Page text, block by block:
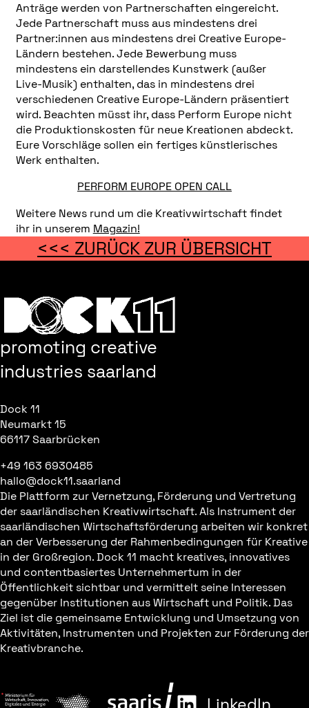
Anträge werden von Partnerschaften eingereicht.
Jede Partnerschaft muss aus mindestens drei
Partner:innen aus mindestens drei Creative Europe-
Ländern bestehen. Jede Bewerbung muss
mindestens ein darstellendes Kunstwerk (außer
Live-Musik) enthalten, das in mindestens drei
verschiedenen Creative Europe-Ländern präsentiert
wird. Beachten müsst ihr, dass Perform Europe nicht
die Produktionskosten für neue Kreationen abdeckt.
Eure Vorschläge sollen ein fertiges künstlerisches
Werk enthalten.
PERFORM EUROPE OPEN CALL
Weitere News rund um die Kreativwirtschaft findet
ihr in unserem Magazin!
<<< ZURÜCK ZUR ÜBERSICHT
promoting creative
industries saarland
Dock 11
Neumarkt 15
66117 Saarbrücken
+49 163 6930485
hallo@dock11.saarland
Die Plattform zur Vernetzung, Förderung und Vertretung
der saarländischen Kreativwirtschaft. Als Instrument der
saarländischen Wirtschaftsförderung arbeiten wir konkret
an der Verbesserung der Rahmenbedingungen für Kreative
in der Großregion. Dock 11 macht kreatives, innovatives
und contentbasiertes Unternehmertum in der
Öffentlichkeit sichtbar und vermittelt seine Interessen
gegenüber Institutionen aus Wirtschaft und Politik. Das
Ziel ist die gemeinsame Entwicklung und Umsetzung von
Aktivitäten, Instrumenten und Projekten zur Förderung der
Kreativbranche.